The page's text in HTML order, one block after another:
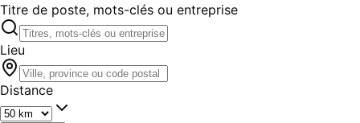
Titre de poste, mots-clés ou entreprise
Lieu
Distance